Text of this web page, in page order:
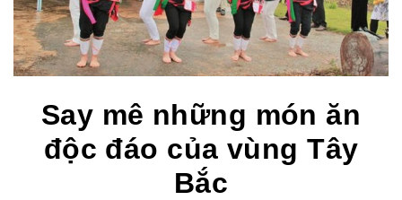
Say mê những món ăn
độc đáo của vùng Tây
Bắc